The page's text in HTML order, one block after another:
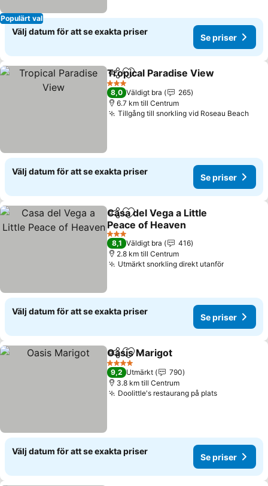
Populärt val
Välj datum för att se exakta priser
Se priser
Dela Lägg till i Mina Favoriter
Tropical Paradise View
3 Stjärnor
8,0 Väldigt bra
265
6.7 km till Centrum
Tillgång till snorkling vid Roseau Beach
Välj datum för att se exakta priser
Se priser
Dela Lägg till i Mina Favoriter
Casa del Vega a Little
Peace of Heaven
3 Stjärnor
8,1 Väldigt bra
416
2.8 km till Centrum
Utmärkt snorkling direkt utanför
Välj datum för att se exakta priser
Se priser
Dela Lägg till i Mina Favoriter
Oasis Marigot
4 Stjärnor
9,2 Utmärkt
790
3.8 km till Centrum
Doolittle's restaurang på plats
Välj datum för att se exakta priser
Se priser